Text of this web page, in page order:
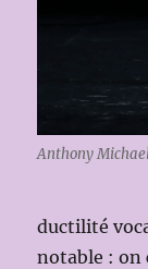
Anthony
ductilité
notable : on